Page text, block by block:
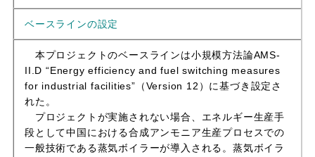
ベースラインの設定
本プロジェクトのベースラインは小規模方法論AMS-
II.D “Energy efficiency and fuel switching measures
for industrial facilities”（Version 12）に基づき設定さ
れた。
プロジェクトが実施されない場合、エネルギー生産手
段として中国における合成アンモニア生産プロセスでの
一般技術である蒸気ボイラーが導入される。蒸気ボイラ